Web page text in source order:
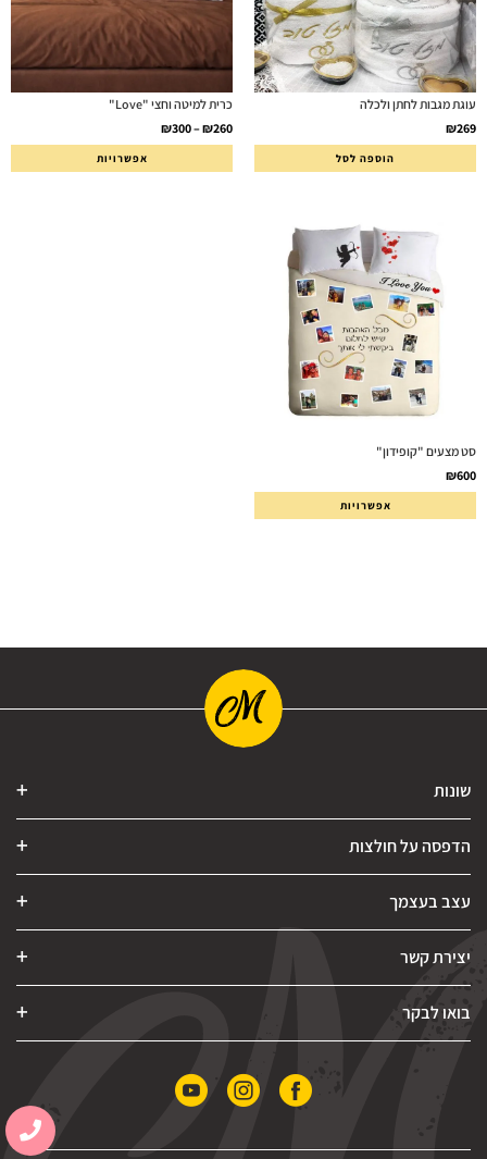
עוגת מגבות לחתן ולכלה
₪269
הוספה לסל
כרית למיטה וחצי "Love"
₪260
–
₪300
אפשרויות
סט מצעים "קופידון"
₪600
אפשרויות
שונות
הדפסה על חולצות
עצב בעצמך
יצירת קשר
בואו לבקר